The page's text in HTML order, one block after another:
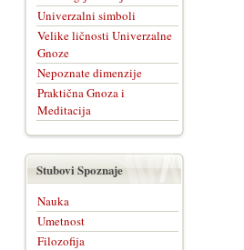
Univerzalni simboli
Velike ličnosti Univerzalne
Gnoze
Nepoznate dimenzije
Praktična Gnoza i
Meditacija
Stubovi Spoznaje
Nauka
Umetnost
Filozofija